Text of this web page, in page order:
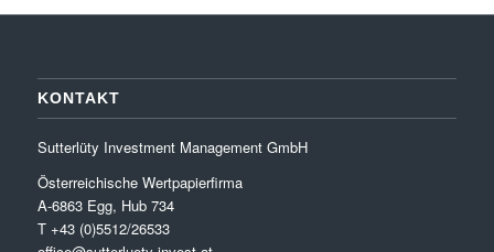
KONTAKT
Sutterlüty Investment Management GmbH
Österreichische Wertpapierfirma
A-6863 Egg, Hub 734
T +43 (0)5512/26533